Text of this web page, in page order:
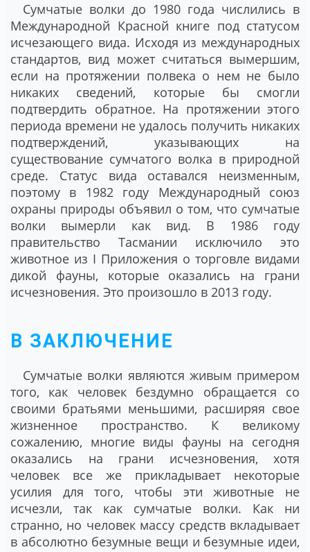
Сумчатые волки до 1980 года числились в
Международной Красной книге под статусом
исчезающего вида. Исходя из международных
стандартов, вид может считаться вымершим,
если на протяжении полвека о нем не было
никаких сведений, которые бы смогли
подтвердить обратное. На протяжении этого
периода времени не удалось получить никаких
подтверждений, указывающих на
существование сумчатого волка в природной
среде. Статус вида оставался неизменным,
поэтому в 1982 году Международный союз
охраны природы объявил о том, что сумчатые
волки вымерли как вид. В 1986 году
правительство Тасмании исключило это
животное из I Приложения о торговле видами
дикой фауны, которые оказались на грани
исчезновения. Это произошло в 2013 году.
В ЗАКЛЮЧЕНИЕ
Сумчатые волки являются живым примером
того, как человек бездумно обращается со
своими братьями меньшими, расширяя свое
жизненное пространство. К великому
сожалению, многие виды фауны на сегодня
оказались на грани исчезновения, хотя
человек все же прикладывает некоторые
усилия для того, чтобы эти животные не
исчезли, так как сумчатые волки. Как ни
странно, но человек массу средств вкладывает
в абсолютно безумные вещи и безумные идеи,